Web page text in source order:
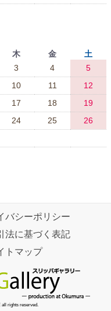
木 金
土
3 4
5
10 11
12
17 18
19
24 25
26
バシーポリシー
法に基づく表記
トマップ
rights reserved.